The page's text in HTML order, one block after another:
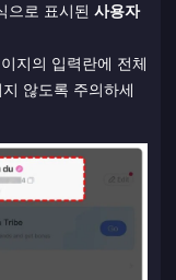
으로 표시된 사용자
지의 입력란에 전체
않도록 주의하세